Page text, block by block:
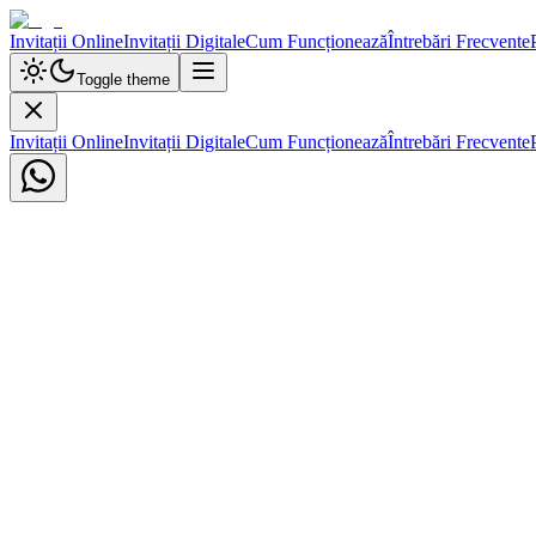
Invitații OnlineInvitații DigitaleCum FuncționeazăÎntrebări Frecvente
Toggle theme
Invitații OnlineInvitații DigitaleCum FuncționeazăÎntrebări Frecvente